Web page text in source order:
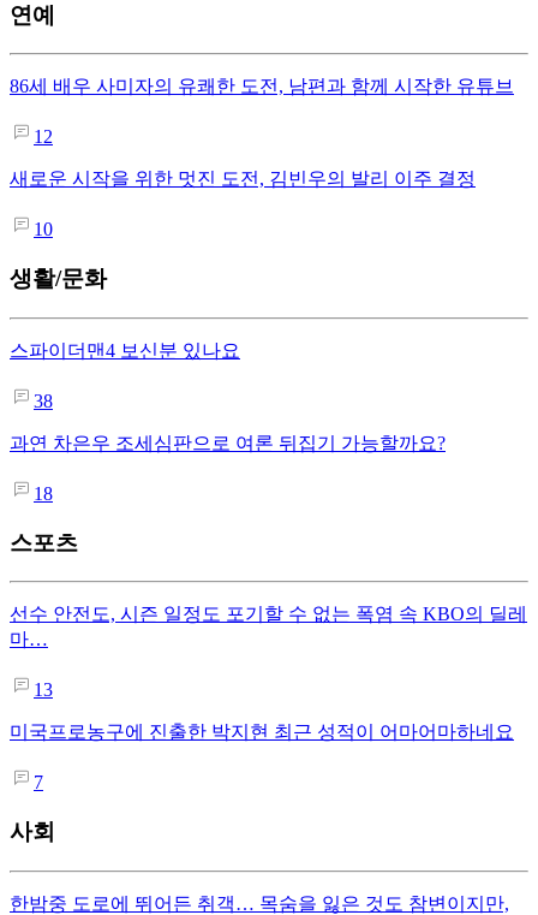
연예
86세 배우 사미자의 유쾌한 도전, 남편과 함께 시작한 유튜브
12
새로운 시작을 위한 멋진 도전, 김빈우의 발리 이주 결정
10
생활/문화
스파이더맨4 보신분 있나요
38
과연 차은우 조세심판으로 여론 뒤집기 가능할까요?
18
스포츠
선수 안전도, 시즌 일정도 포기할 수 없는 폭염 속 KBO의 딜레
마…
13
미국프로농구에 진출한 박지현 최근 성적이 어마어마하네요
7
사회
한밤중 도로에 뛰어든 취객… 목숨을 잃은 것도 참변이지만,